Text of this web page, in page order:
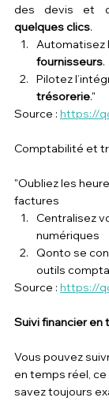
des devis et
quelques clics.
Automatisez
fournisseurs.
Pilotez
trésorerie."
Source : https://
Comptabilité et
"Oubliez les
factures
Centralisez
numériques
Qonto se
outils
Source : https://
Suivi financier en
Vous pouvez
en temps réel,
savez toujours